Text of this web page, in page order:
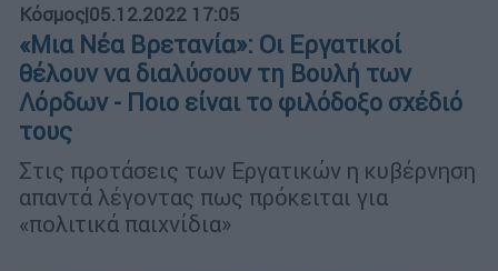
Κόσμος|05.12.2022 17:05
«Μια Νέα Βρετανία»: Οι Εργατικοί
θέλουν να διαλύσουν τη Βουλή των
Λόρδων - Ποιο είναι το φιλόδοξο σχέδιό
τους
Στις προτάσεις των Εργατικών η κυβέρνηση
απαντά λέγοντας πως πρόκειται για
«πολιτικά παιχνίδια»